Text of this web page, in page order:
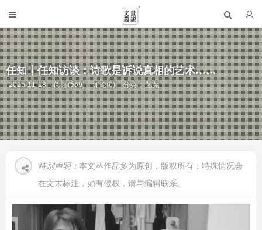
任知丨任知访谈：诗歌是诉说真相的艺术……
2025-11-18 阅读(569) 评论(0) 分类：艺苑
特别声明： 本文丛作品多为原创，版权所有；特殊情况会
在文末标注，如有侵权，请与编辑联系。